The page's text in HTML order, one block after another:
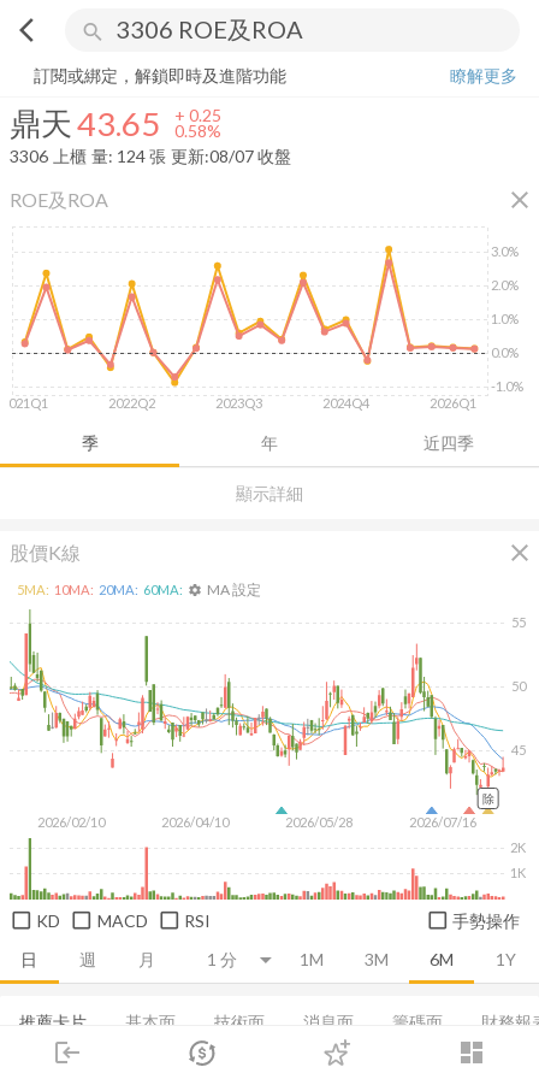
arrow_back_ios search
login dashboard
市場 登入
鼎天 43.65+ 0.58%
訂閱或綁定，解鎖即時及進階功能
瞭解更多
鼎天43.65 + 0.25
0.58%
3306 上櫃 量: 124張 更新:08/07 收盤
ROE及ROA close
顯示詳細
季 年 近四季
2021Q1 2022Q2 2023Q3 2024Q4 2026Q1
-1.0%
0.0%
1.0%
2.0%
3.0%
股價K線 close
日 週 月 1M 3M 6M 1Y
2026/02/10 2026/04/10 2026/05/28 2026/07/16
45
50
55
1K
2K
5MA: 10MA: 20MA: 60MA: settings MA 設定
除
KD MACD RSI 手勢操作
推薦卡片 基本面 技術面 消息面 籌碼面 財務報
EPS